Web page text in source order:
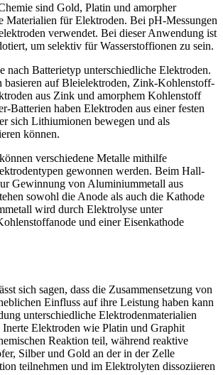
sind Gold, Platin und amorpher
Materialien für Elektroden. Bei pH-Messungen
verwendet. Bei dieser Anwendung ist
um selektiv für Wasserstoffionen zu sein.
nach Batterietyp unterschiedliche Elektroden.
basieren auf Bleielektroden, Zink-Kohlenstoff-
aus Zink und amorphem Kohlenstoff
Batterien haben Elektroden aus einer festen
sich Lithiumionen bewegen und als
können.
verschiedene Metalle mithilfe
gewonnen werden. Beim Hall-
Gewinnung von Aluminiummetall aus
sowohl die Anode als auch die Kathode
wird durch Elektrolyse unter
und einer Eisenkathode
sich sagen, dass die Zusammensetzung von
Einfluss auf ihre Leistung haben kann
unterschiedliche Elektrodenmaterialien
Inerte Elektroden wie Platin und Graphit
Reaktion teil, während reaktive
Silber und Gold an der in der Zelle
teilnehmen und im Elektrolyten dissoziieren